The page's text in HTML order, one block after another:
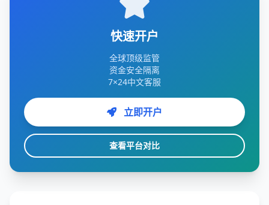
快速开户
全球顶级监管
资金安全隔离
7×24中文客服
立即开户
查看平台对比